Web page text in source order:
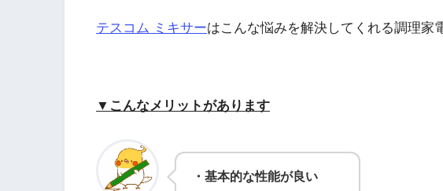
テスコム ミキサーはこんな悩みを解決してくれる調理家
▼こんなメリットがあります
・基本的な性能が良い